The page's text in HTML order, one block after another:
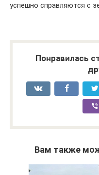
успешно справляются с
Понравилась
Вам также